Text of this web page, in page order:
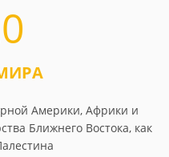
Америки, Африки и
Ближнего Востока, как